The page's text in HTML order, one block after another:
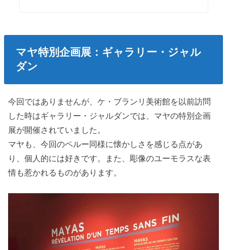
マヤ特別企画展：ギャラリー・ジャル
ダン
今回ではありませんが、ケ・ブランリ美術館を以前訪問
した時はギャラリー・ジャルダンでは、マヤの特別企画
展が開催されていました。
マヤも、今回のペルー同様に懐かしさを感じる点があ
り、個人的には好きです。また、彫像のユーモラスな表
情も惹かれるものがあります。